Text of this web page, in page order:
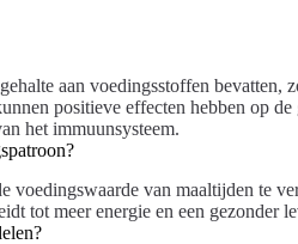
aan voedingsstoffen bevatten,
positieve effecten hebben op
het immuunsysteem.
voedingswaarde van maaltijden te
tot meer energie en een gezonder